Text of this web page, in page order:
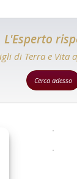
L'Esperto
di Terra e Vita
Cerca adesso